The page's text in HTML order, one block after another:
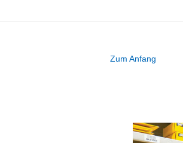
Zum Anfang